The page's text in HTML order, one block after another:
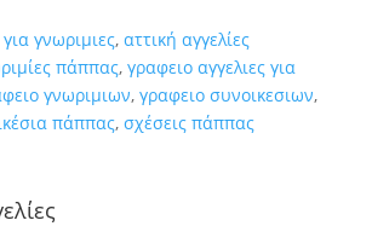
για γνωριμιες, αττική αγγελίες
πάππας, γραφειο αγγελιες για
γνωριμιων, γραφειο συνοικεσιων,
πάππας, σχέσεις πάππας